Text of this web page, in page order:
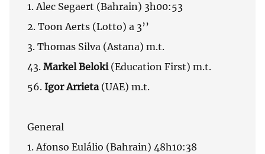
1. Alec Segaert (Bahrain) 3h00:53
2. Toon Aerts (Lotto) a 3’’
3. Thomas Silva (Astana) m.t.
43. Markel Beloki (Education First) m.t.
56. Igor Arrieta(UAE) m.t.
General
1. Afonso Eulálio (Bahrain) 48h10:38